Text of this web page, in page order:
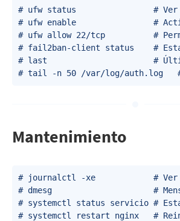
# ufw status                # Ver
# ufw enable                #
# ufw allow 22/tcp          #
# fail2ban-client status    #
# last                      #
Mantenimiento
# journalctl -xe            # Ver
# dmesg                     #
# systemctl status servicio #
# systemctl restart nginx   #